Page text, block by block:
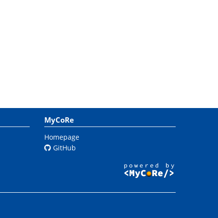
MyCoRe
Homepage
GitHub